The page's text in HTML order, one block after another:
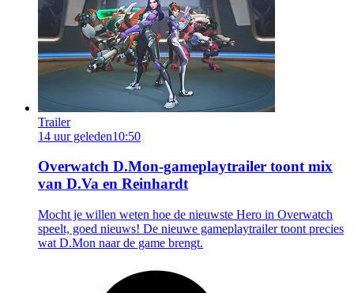
Trailer
14 uur geleden10:50
Overwatch D.Mon-gameplaytrailer toont mix
van D.Va en Reinhardt
Mocht je willen weten hoe de nieuwste Hero in Overwatch
speelt, goed nieuws! De nieuwe gameplaytrailer toont precies
wat D.Mon naar de game brengt.